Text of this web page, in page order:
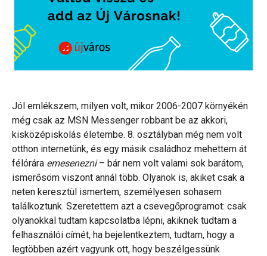
Jól emlékszem, milyen volt, mikor 2006-2007 környékén
még csak az MSN Messenger robbant be az akkori,
kisközépiskolás életembe. 8. osztályban még nem volt
otthon internetünk, és egy másik családhoz mehettem át
félórára emesenezni– bár nem volt valami sok barátom,
ismerősöm viszont annál több. Olyanok is, akiket csak a
neten keresztül ismertem, személyesen sohasem
találkoztunk. Szeretettem azt a csevegőprogramot: csak
olyanokkal tudtam kapcsolatba lépni, akiknek tudtam a
felhasználói címét, ha bejelentkeztem, tudtam, hogy a
legtöbben azért vagyunk ott, hogy beszélgessünk